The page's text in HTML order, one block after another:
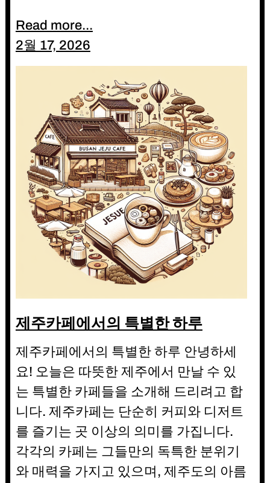
Read more...
2월 17, 2026
제주카페에서의 특별한 하루
제주카페에서의 특별한 하루 안녕하세
요! 오늘은 따뜻한 제주에서 만날 수 있
는 특별한 카페들을 소개해 드리려고 합
니다. 제주카페는 단순히 커피와 디저트
를 즐기는 곳 이상의 의미를 가집니다.
각각의 카페는 그들만의 독특한 분위기
와 매력을 가지고 있으며, 제주도의 아름